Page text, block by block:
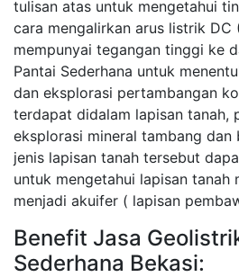
tulisan atas untuk mengetahui
cara mengalirkan arus listrik
mempunyai tegangan tinggi ke
Pantai Sederhana untuk
dan eksplorasi pertambangan
terdapat didalam lapisan tanah,
eksplorasi mineral tambang dan
jenis lapisan tanah tersebut
untuk mengetahui lapisan tanah
menjadi akuifer ( lapisan
Benefit Jasa
Sederhana Bekasi: